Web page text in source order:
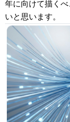
年に向けて描く
いと思います。